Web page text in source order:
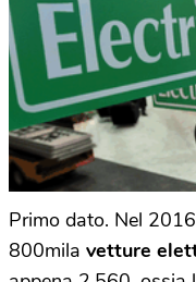
Primo dato. Nel
800mila vetture